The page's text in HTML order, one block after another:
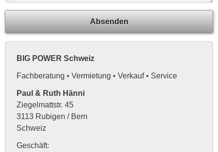
Absenden
BIG POWER Schweiz
Fachberatung • Vermietung • Verkauf • Service
Paul & Ruth Hänni
Ziegelmattstr. 45
3113 Rubigen / Bern
Schweiz
Geschäft: